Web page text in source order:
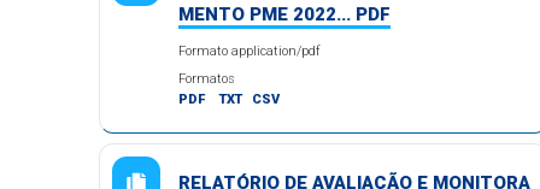
MENTO PME 2022... PDF
Formato application/pdf
Formatos
PDF
TXT CSV
RELATÓRIO DE AVALIAÇÃO E MONITORA